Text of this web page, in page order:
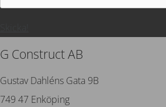
G Construct AB
Gustav Dahléns Gata 9B
749 47 Enköping